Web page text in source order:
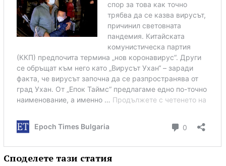
Споделете тази статия